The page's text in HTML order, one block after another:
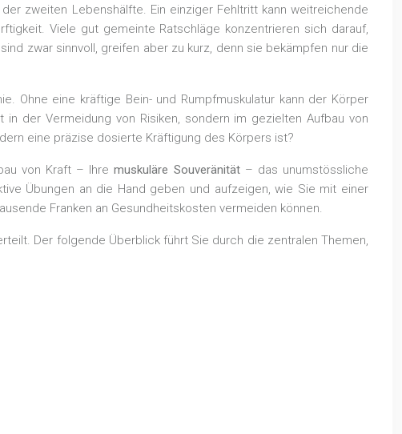
zweiten Lebenshälfte. Ein einziger Fehltritt kann weitreichende
Viele gut gemeinte Ratschläge konzentrieren sich darauf,
zwar sinnvoll, greifen aber zu kurz, denn sie bekämpfen nur die
Ohne eine kräftige Bein- und Rumpfmuskulatur kann der Körper
der Vermeidung von Risiken, sondern im gezielten Aufbau von
eine präzise dosierte Kräftigung des Körpers ist?
von Kraft – Ihremuskuläre Souveränität– das unumstössliche
Übungen an die Hand geben und aufzeigen, wie Sie mit einer
Franken an Gesundheitskosten vermeiden können.
Der folgende Überblick führt Sie durch die zentralen Themen,